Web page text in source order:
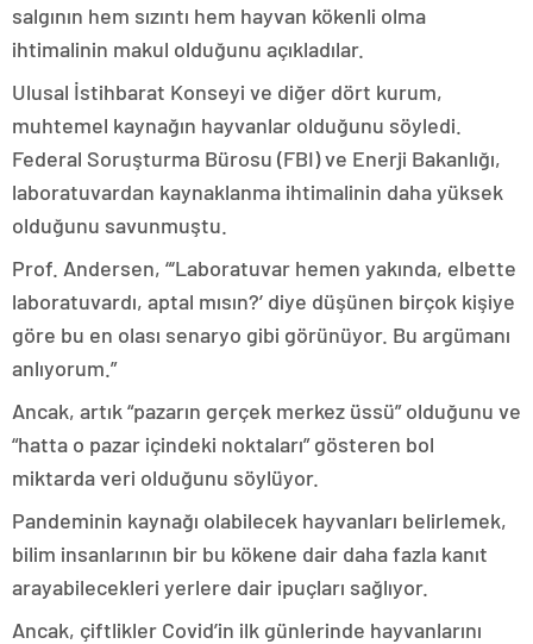
salgının hem sızıntı hem hayvan kökenli olma
ihtimalinin makul olduğunu açıkladılar.
Ulusal İstihbarat Konseyi ve diğer dört kurum,
muhtemel kaynağın hayvanlar olduğunu söyledi.
Federal Soruşturma Bürosu (FBI) ve Enerji Bakanlığı,
laboratuvardan kaynaklanma ihtimalinin daha yüksek
olduğunu savunmuştu.
Prof. Andersen, “‘Laboratuvar hemen yakında, elbette
laboratuvardı, aptal mısın?’ diye düşünen birçok kişiye
göre bu en olası senaryo gibi görünüyor. Bu argümanı
anlıyorum.”
Ancak, artık “pazarın gerçek merkez üssü” olduğunu ve
“hatta o pazar içindeki noktaları” gösteren bol
miktarda veri olduğunu söylüyor.
Pandeminin kaynağı olabilecek hayvanları belirlemek,
bilim insanlarının bir bu kökene dair daha fazla kanıt
arayabilecekleri yerlere dair ipuçları sağlıyor.
Ancak, çiftlikler Covid’in ilk günlerinde hayvanlarını